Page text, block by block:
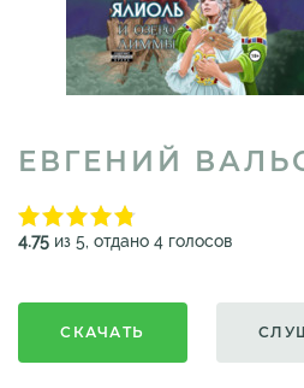
ЕВГЕНИЙ
4.75 из 5, отдано 4 голосов
СКАЧАТЬ